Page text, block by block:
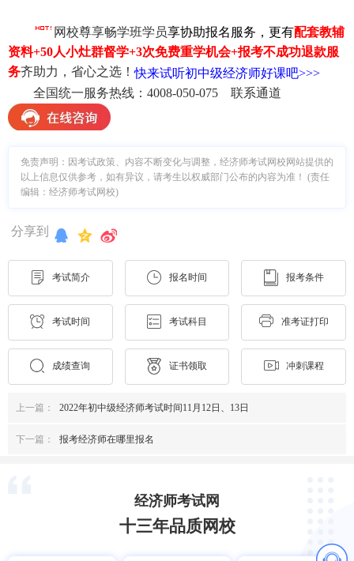
网校尊享畅学班学员享协助报名服务，更有配套教辅
资料+50人小灶群督学+3次免费重学机会+报考不成功退款服
务齐助力，省心之选！快来试听初中级经济师好课吧>>>
全国统一服务热线：4008-050-075 联系通道
免责声明：因考试政策、内容不断变化与调整，经济师考试网校网站提供的
以上信息仅供参考，如有异议，请考生以权威部门公布的内容为准！ (责任
编辑：经济师考试网校)
分享到
考试简介 报名时间 报考条件
考试时间 考试科目 准考证打印
成绩查询 证书领取 冲刺课程
上一篇： 2022年初中级经济师考试时间11月12日、13日
下一篇： 报考经济师在哪里报名
经济师考试网
十三年品质网校